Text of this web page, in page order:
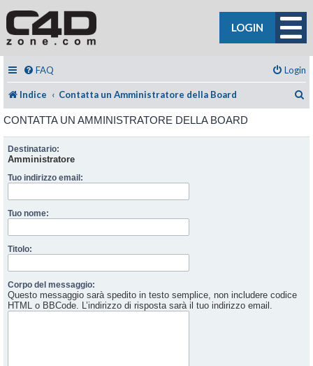
LOGIN
FAQ Login
Indice Contatta un Amministratore della Board
CONTATTA UN AMMINISTRATORE DELLA BOARD
Destinatario:
Amministratore
Tuo indirizzo email:
Tuo nome:
Titolo:
Corpo del messaggio:
Questo messaggio sarà spedito in testo semplice, non includere codice
HTML o BBCode. L’indirizzo di risposta sarà il tuo indirizzo email.